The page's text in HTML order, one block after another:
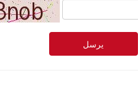
يرسل